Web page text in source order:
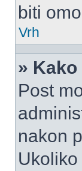
biti
Vrh
»
Post
nakon